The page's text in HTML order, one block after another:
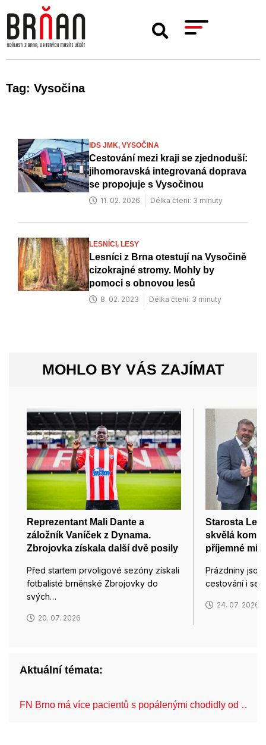
Tag: Vysočina
IDS JMK, VYSOČINA
Cestování mezi kraji se zjednoduší:
jihomoravská integrovaná doprava
se propojuje s Vysočinou
11. 02. 2026 Délka čtení: 3 minuty
LESNÍCI, LESY
Lesníci z Brna otestují na Vysočině
cizokrajné stromy. Mohly by
pomoci s obnovou lesů
8. 02. 2023 Délka čtení: 3 minuty
MOHLO BY VÁS ZAJÍMAT
Reprezentant Mali Dante a
záložník Vaníček z Dynama.
Zbrojovka získala další dvě posily
Před startem prvoligové sezóny získali
fotbalisté brněnské Zbrojovky do
svých…
20. 07. 2026
Starosta
skvělá
příjemné
Prázdniny
cestování i
24. 07. 2026
Aktuální témata:
FN Brno má více pacientů s popálenými chodidly od …